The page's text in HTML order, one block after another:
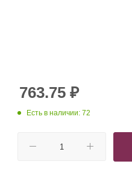
763.75 ₽
Есть в наличии: 72